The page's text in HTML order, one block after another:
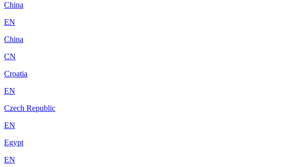
China
EN
China
CN
Croatia
EN
Czech Republic
EN
Egypt
EN